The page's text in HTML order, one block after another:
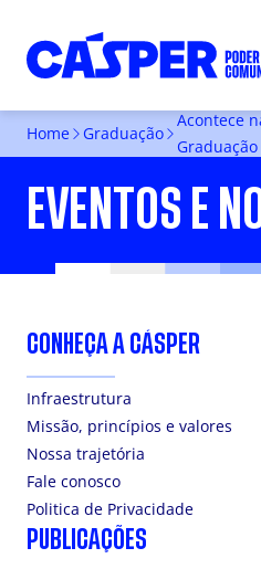
Home Graduação
Acontece
Graduação
EVENTOS E
CONHEÇA A CÁSPER
Infraestrutura
Missão, princípios e valores
Nossa trajetória
Fale conosco
Politica de Privacidade
PUBLICAÇÕES